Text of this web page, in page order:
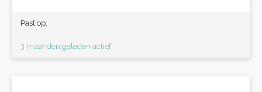
Past op:
3 maanden geleden actief